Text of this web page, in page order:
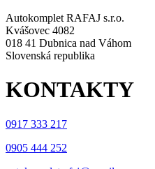
Autokomplet RAFAJ s.r.o.
Kvášovec 4082
018 41 Dubnica nad Váhom
Slovenská republika
KONTAKTY
0917 333 217
0905 444 252